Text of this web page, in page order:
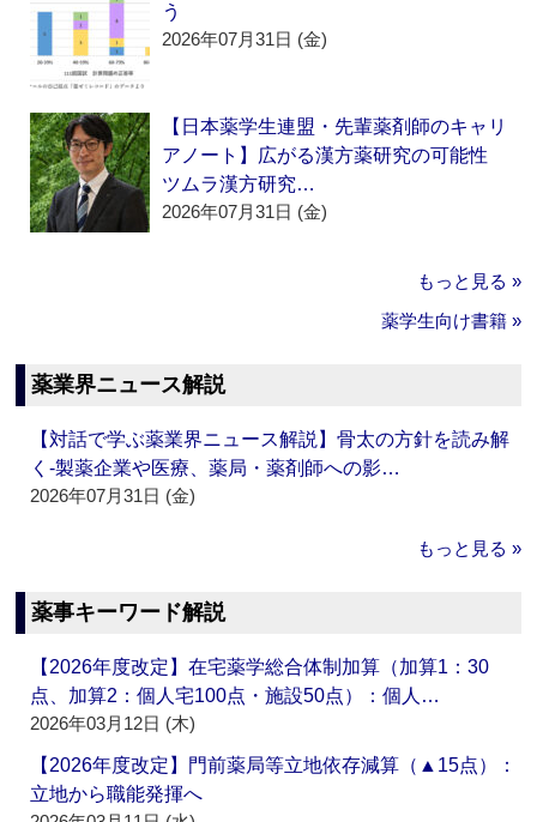
う
2026年07月31日 (金)
【日本薬学生連盟・先輩薬剤師のキャリ
アノート】広がる漢方薬研究の可能性
ツムラ漢方研究…
2026年07月31日 (金)
もっと見る »
薬学生向け書籍 »
薬業界ニュース解説
【対話で学ぶ薬業界ニュース解説】骨太の方針を読み解
く‐製薬企業や医療、薬局・薬剤師への影…
2026年07月31日 (金)
もっと見る »
薬事キーワード解説
【2026年度改定】在宅薬学総合体制加算（加算1：30
点、加算2：個人宅100点・施設50点）：個人…
2026年03月12日 (木)
【2026年度改定】門前薬局等立地依存減算（▲15点）：
立地から職能発揮へ